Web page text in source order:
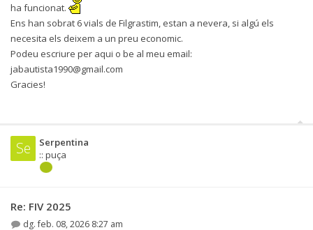
ha funcionat.
Ens han sobrat 6 vials de Filgrastim, estan a nevera, si algú els
necesita els deixem a un preu economic.
Podeu escriure per aqui o be al meu email:
jabautista1990@gmail.com
Gracies!
Se
Serpentina
:: puça
Re: FIV 2025
dg. feb. 08, 2026 8:27 am